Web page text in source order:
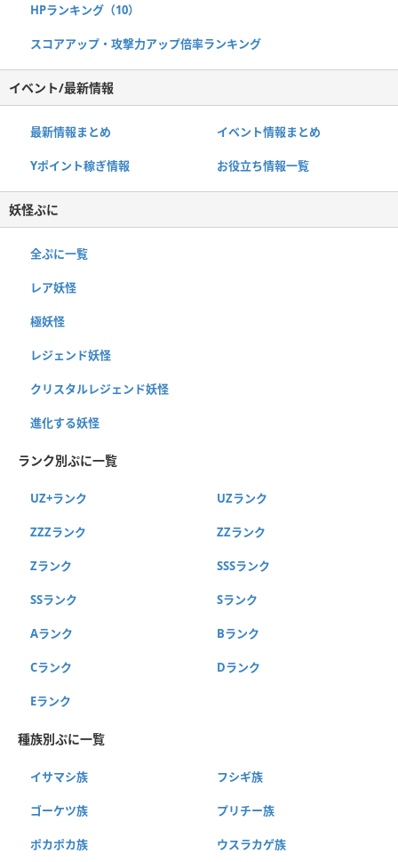
HPランキング（10）
スコアアップ・攻撃力アップ倍率ランキング
イベント/最新情報
最新情報まとめ イベント情報まとめ
Yポイント稼ぎ情報 お役立ち情報一覧
妖怪ぷに
全ぷに一覧
レア妖怪
極妖怪
レジェンド妖怪
クリスタルレジェンド妖怪
進化する妖怪
ランク別ぷに一覧
UZ+ランク UZランク
ZZZランク ZZランク
Zランク SSSランク
SSランク Sランク
Aランク Bランク
Cランク Dランク
Eランク
種族別ぷに一覧
イサマシ族 フシギ族
ゴーケツ族 プリチー族
ポカポカ族 ウスラカゲ族